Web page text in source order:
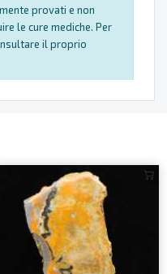
provati e non
le cure mediche. Per
il proprio